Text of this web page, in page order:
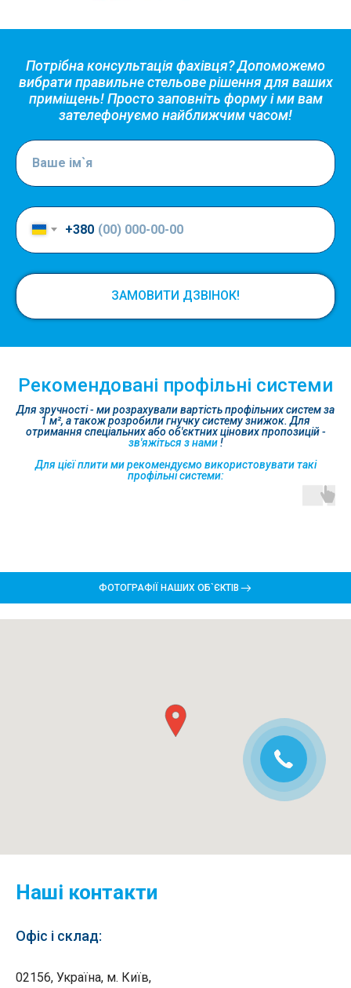
Потрібна консультація фахівця? Допоможемо
вибрати правильне стельове рішення для ваших
приміщень! Просто заповніть форму і ми вам
зателефонуємо найближчим часом!
+380
ЗАМОВИТИ ДЗВІНОК!
Рекомендовані профільні системи
Для зручності - ми розрахували вартість профільних систем за
1 м², а також розробили гнучку систему знижок. Для
отримання спеціальних або об'єктних цінових пропозицій -
зв'яжіться з нами !
Для цієї плити ми рекомендуємо використовувати такі
профільні системи:
ФОТОГРАФІЇ НАШИХ ОБ`ЄКТІВ
Наші контакти
Офіс і склад:
02156, Україна, м. Київ,